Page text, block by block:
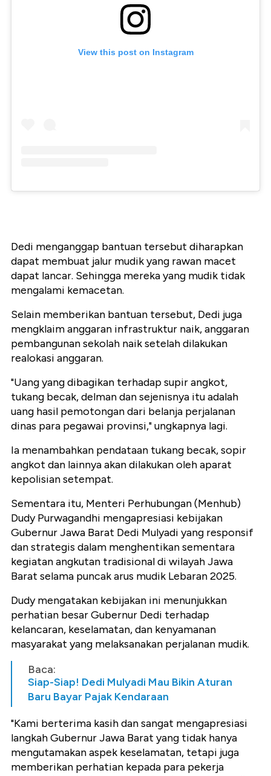
View this post on Instagram
Dedi menganggap bantuan tersebut diharapkan
dapat membuat jalur mudik yang rawan macet
dapat lancar. Sehingga mereka yang mudik tidak
mengalami kemacetan.
Selain memberikan bantuan tersebut, Dedi juga
mengklaim anggaran infrastruktur naik, anggaran
pembangunan sekolah naik setelah dilakukan
realokasi anggaran.
"Uang yang dibagikan terhadap supir angkot,
tukang becak, delman dan sejenisnya itu adalah
uang hasil pemotongan dari belanja perjalanan
dinas para pegawai provinsi," ungkapnya lagi.
Ia menambahkan pendataan tukang becak, sopir
angkot dan lainnya akan dilakukan oleh aparat
kepolisian setempat.
Sementara itu, Menteri Perhubungan (Menhub)
Dudy Purwagandhi mengapresiasi kebijakan
Gubernur Jawa Barat Dedi Mulyadi yang responsif
dan strategis dalam menghentikan sementara
kegiatan angkutan tradisional di wilayah Jawa
Barat selama puncak arus mudik Lebaran 2025.
Dudy mengatakan kebijakan ini menunjukkan
perhatian besar Gubernur Dedi terhadap
kelancaran, keselamatan, dan kenyamanan
masyarakat yang melaksanakan perjalanan mudik.
Baca:
Siap-Siap! Dedi Mulyadi Mau Bikin Aturan
Baru Bayar Pajak Kendaraan
"Kami berterima kasih dan sangat mengapresiasi
langkah Gubernur Jawa Barat yang tidak hanya
mengutamakan aspek keselamatan, tetapi juga
memberikan perhatian kepada para pekerja